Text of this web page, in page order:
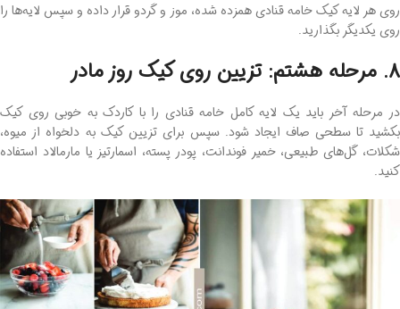
روی هر لایه کیک خامه قنادی همزده شده، موز و گردو قرار داده و سپس لایه‌ها را
روی یکدیگر بگذارید.
8. مرحله هشتم: تزیین روی کیک روز مادر
در مرحله آخر باید یک لایه کامل خامه قنادی را با کاردک به‌ خوبی روی کیک
بکشید تا سطحی صاف ایجاد شود. سپس برای تزیین کیک به دلخواه از میوه،
شکلات، گل‌های طبیعی، خمیر فوندانت، پودر پسته، اسمارتیز یا مارمالاد استفاده
کنید.